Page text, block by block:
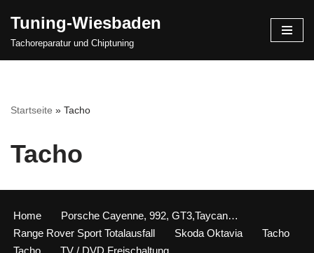
Zum
Tuning-Wiesbaden
Tachoreparatur und Chiptuning
Startseite » Tacho
Tacho
Home
Porsche Cayenne, 992, GT3,Taycan…
Range Rover Sport Totalausfall
Skoda Oktavia
Tacho
Tacho
TV / DVD Freischaltung